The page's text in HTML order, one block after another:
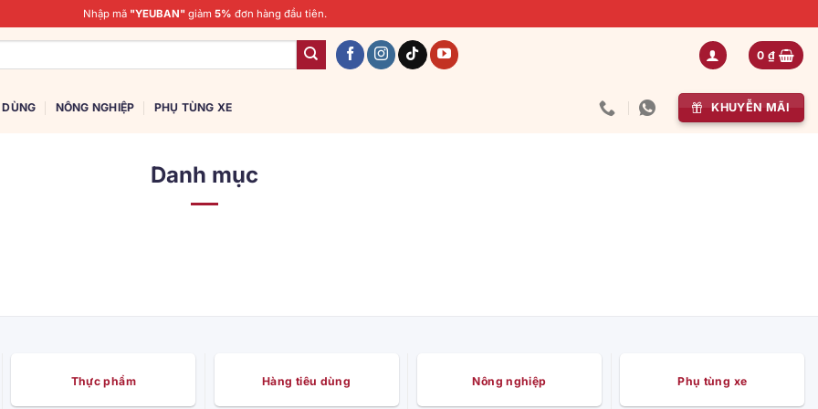
Nhập mã "YEUBAN" giảm 5% đơn hàng đầu tiên.
0 ₫
NÔNG NGHIỆP PHỤ TÙNG XE KHUYỄN MÃI
Danh mục
Thực phẩm Hàng tiêu dùng Nông nghiệp Phụ tùng xe